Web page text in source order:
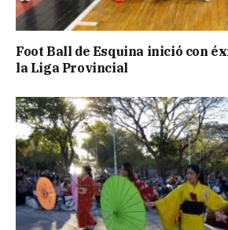
Foot Ball de Esquina inició con
la Liga Provincial